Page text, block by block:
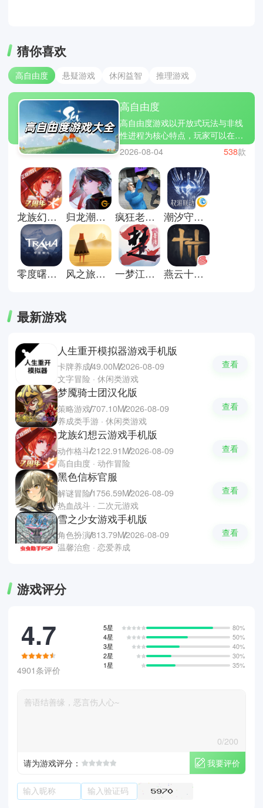
猜你喜欢
高自由度 悬疑游戏 休闲益智 推理游戏
高自由度
高自由度游戏以开放式玩法与非线
性进程为核心特点，玩家可以在游
戏世界中自由选择行动方式、发展
路线与目标达成顺序。游戏通常包
含开放地图、角色成长系统、任务
分支、交互机制与多结局设计，强
调自主探索与多样化玩法组合。热
门作品如 我的世界、GTA5、星露
谷物语，涵盖沙盒建造、开放世界
冒险与自由经营等多种玩法类型。
玩家可以通过探索地图、自定义玩
法与选择不同发展路径，在高度开
放的系统中体验自由成长与多样互
动内容。
2026-08-04 538款
龙族幻想云游戏手机版 归龙潮官方正版 疯狂老奶奶中文版 潮汐守望者手游
零度曙光官方版 风之旅人安卓版 一梦江湖官方版 燕云十六声官方正版
最新游戏
人生重开模拟器游戏手机版
卡牌养成49.00M2026-08-09
文字冒险 · 休闲类游戏
查看
梦魇骑士团汉化版
策略游戏707.10M2026-08-09
养成类手游 · 休闲类游戏
查看
龙族幻想云游戏手机版
动作格斗2122.91M2026-08-09
高自由度 · 动作冒险
查看
黑色信标官服
解谜冒险1756.59M2026-08-09
热血战斗 · 二次元游戏
查看
雪之少女游戏手机版
角色扮演813.79M2026-08-09
温馨治愈 · 恋爱养成
查看
游戏评分
4.7
4901条评价
5星
80%
4星
50%
3星
40%
2星
30%
1星
35%
0/200
请为游戏评分：
我要评价